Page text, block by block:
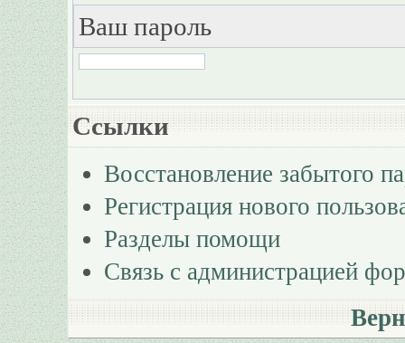
Ваш пароль
Ссылки
Восстановление забытого
Регистрация нового
Разделы помощи
Связь с администрацией